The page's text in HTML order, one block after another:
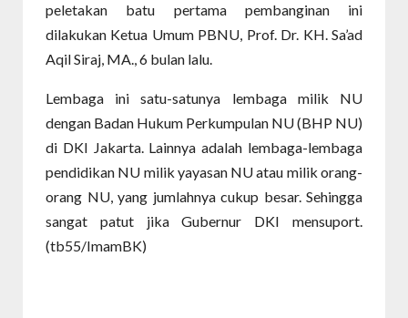
peletakan batu pertama pembanginan ini
dilakukan Ketua Umum PBNU, Prof. Dr. KH. Sa’ad
Aqil Siraj, MA., 6 bulan lalu.
Lembaga ini satu-satunya lembaga milik NU
dengan Badan Hukum Perkumpulan NU (BHP NU)
di DKI Jakarta. Lainnya adalah lembaga-lembaga
pendidikan NU milik yayasan NU atau milik orang-
orang NU, yang jumlahnya cukup besar. Sehingga
sangat patut jika Gubernur DKI mensuport.
(tb55/ImamBK)